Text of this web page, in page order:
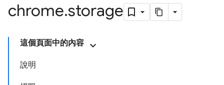
chrome.storage
這個頁面中的內容
說明